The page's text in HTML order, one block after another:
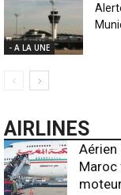
- A LA UNE
AIRLINES
Aérien
Maroc